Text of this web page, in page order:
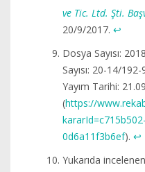
ve Tic. Ltd. Şti.
20/9/2017. ↩︎
Dosya Sayısı:
Sayısı: 20-14/
Yayım Tarihi:
(https://
0d6a11f3b6ef). ↩︎
Yukarıda incelenen